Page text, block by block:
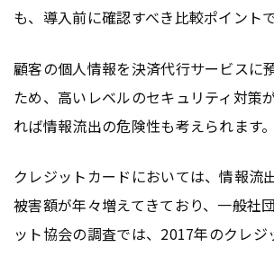
も、導入前に確認すべき比較ポイントで
顧客の個人情報を決済代行サービスに
ため、高いレベルのセキュリティ対策
れば情報流出の危険性も考えられます。
クレジットカードにおいては、情報流
被害額が年々増えてきており、一般社
ット協会の調査では、2017年のクレ